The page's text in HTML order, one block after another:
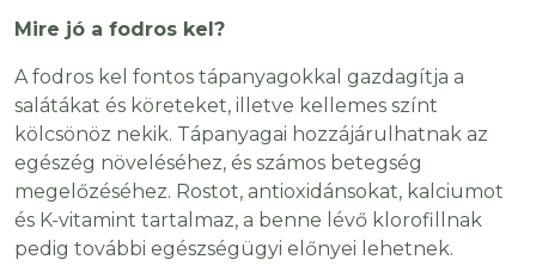
Mire jó a fodros kel?
A fodros kel fontos tápanyagokkal gazdagítja a
salátákat és köreteket, illetve kellemes színt
kölcsönöz nekik. Tápanyagai hozzájárulhatnak az
egészég növeléséhez, és számos betegség
megelőzéséhez. Rostot, antioxidánsokat, kalciumot
és K-vitamint tartalmaz, a benne lévő klorofillnak
pedig további egészségügyi előnyei lehetnek.